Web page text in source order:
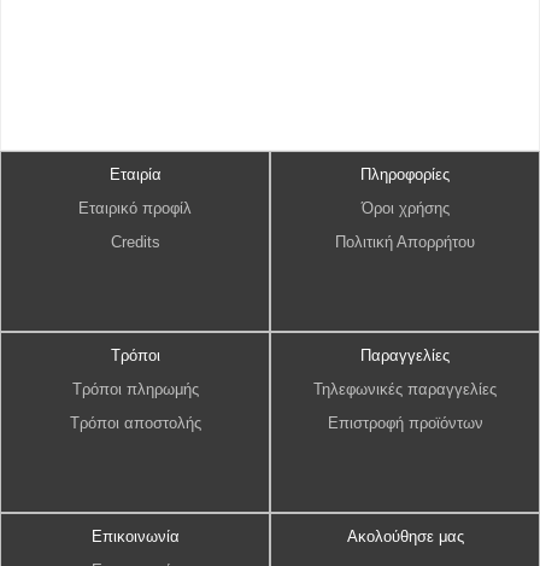
Εταιρία
Εταιρικό προφίλ
Credits
Πληροφορίες
Όροι χρήσης
Πολιτική Απορρήτου
Τρόποι
Τρόποι πληρωμής
Τρόποι αποστολής
Παραγγελίες
Τηλεφωνικές παραγγελίες
Επιστροφή προϊόντων
Επικοινωνία
Ακολούθησε μας